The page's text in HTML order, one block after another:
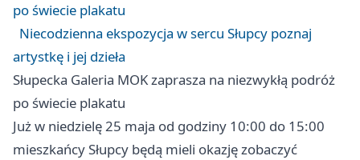
po świecie plakatu
Niecodzienna ekspozycja w sercu Słupcy poznaj
artystkę i jej dzieła
Słupecka Galeria MOK zaprasza na niezwykłą podróż
po świecie plakatu
Już w niedzielę 25 maja od godziny 10:00 do 15:00
mieszkańcy Słupcy będą mieli okazję zobaczyć